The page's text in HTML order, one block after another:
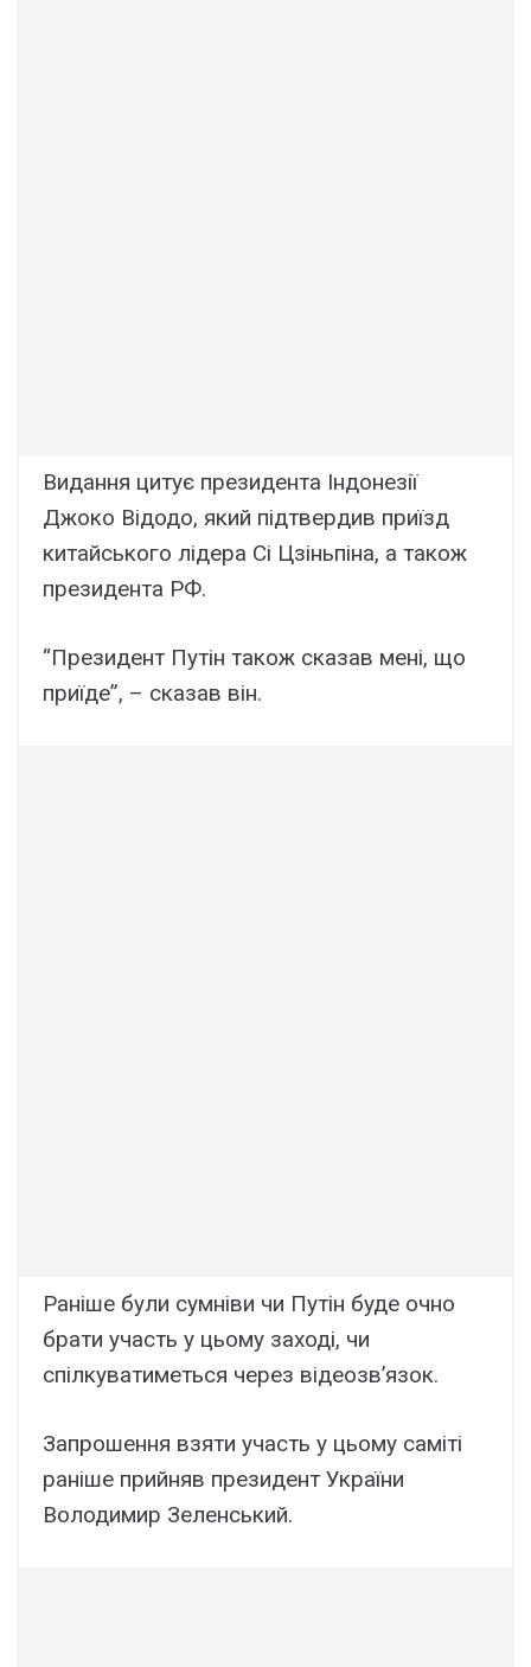
Видання цитує президента Індонезії
Джоко Відодо, який підтвердив приїзд
китайського лідера Сі Цзіньпіна, а також
президента РФ.
“Президент Путін також сказав мені, що
приїде”, – сказав він.
Раніше були сумніви чи Путін буде очно
брати участь у цьому заході, чи
спілкуватиметься через відеозв’язок.
Запрошення взяти участь у цьому саміті
раніше прийняв президент України
Володимир Зеленський.